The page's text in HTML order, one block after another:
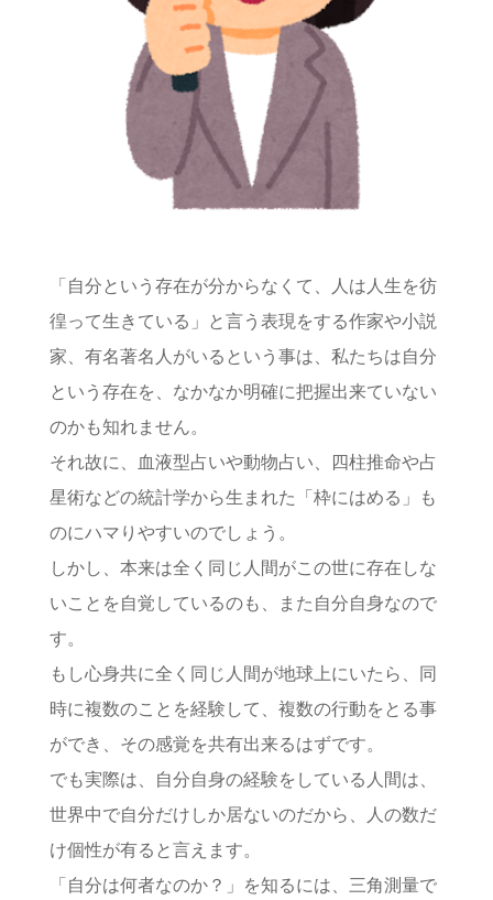
「自分という存在が分からなくて、人は人生を彷
徨って生きている」と言う表現をする作家や小説
家、有名著名人がいるという事は、私たちは自分
という存在を、なかなか明確に把握出来ていない
のかも知れません。
それ故に、血液型占いや動物占い、四柱推命や占
星術などの統計学から生まれた「枠にはめる」も
のにハマりやすいのでしょう。
しかし、本来は全く同じ人間がこの世に存在しな
いことを自覚しているのも、また自分自身なので
す。
もし心身共に全く同じ人間が地球上にいたら、同
時に複数のことを経験して、複数の行動をとる事
ができ、その感覚を共有出来るはずです。
でも実際は、自分自身の経験をしている人間は、
世界中で自分だけしか居ないのだから、人の数だ
け個性が有ると言えます。
「自分は何者なのか？」を知るには、三角測量で